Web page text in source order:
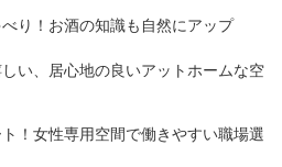
り！お酒の知識も自然にアップ
い、居心地の良いアットホームな空
！女性専用空間で働きやすい職場選